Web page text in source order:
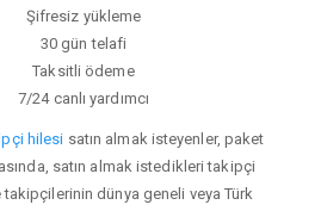
Şifresiz yükleme
30 gün telafi
Taksitli ödeme
7/24 canlı yardımcı
hilesi satın almak isteyenler, paket
satın almak istedikleri takipçi
takipçilerinin dünya geneli veya Türk